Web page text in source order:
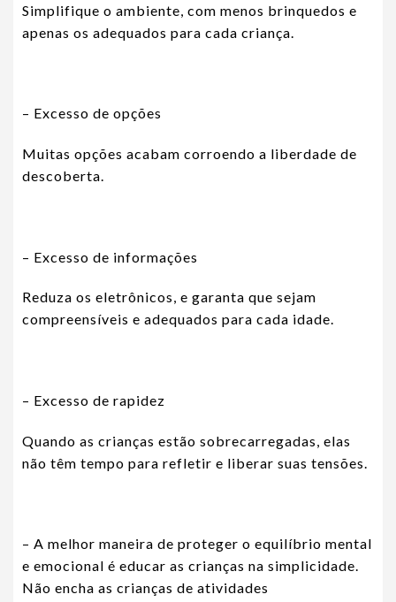
Simplifique o ambiente, com menos brinquedos e
apenas os adequados para cada criança.
– Excesso de opções
Muitas opções acabam corroendo a liberdade de
descoberta.
– Excesso de informações
Reduza os eletrônicos, e garanta que sejam
compreensíveis e adequados para cada idade.
– Excesso de rapidez
Quando as crianças estão sobrecarregadas, elas
não têm tempo para refletir e liberar suas tensões.
– A melhor maneira de proteger o equilíbrio mental
e emocional é educar as crianças na simplicidade.
Não encha as crianças de atividades